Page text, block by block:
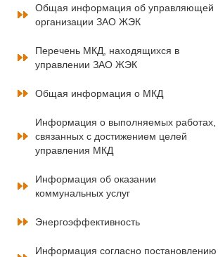
Общая информация об управляющей
организации ЗАО ЖЭК
Перечень МКД, находящихся в
управлении ЗАО ЖЭК
Общая информация о МКД
Информация о выполняемых работах,
связанных с достижением целей
управления МКД
Информация об оказании
коммунальных услуг
Энергоэффективность
Информация согласно постановлению